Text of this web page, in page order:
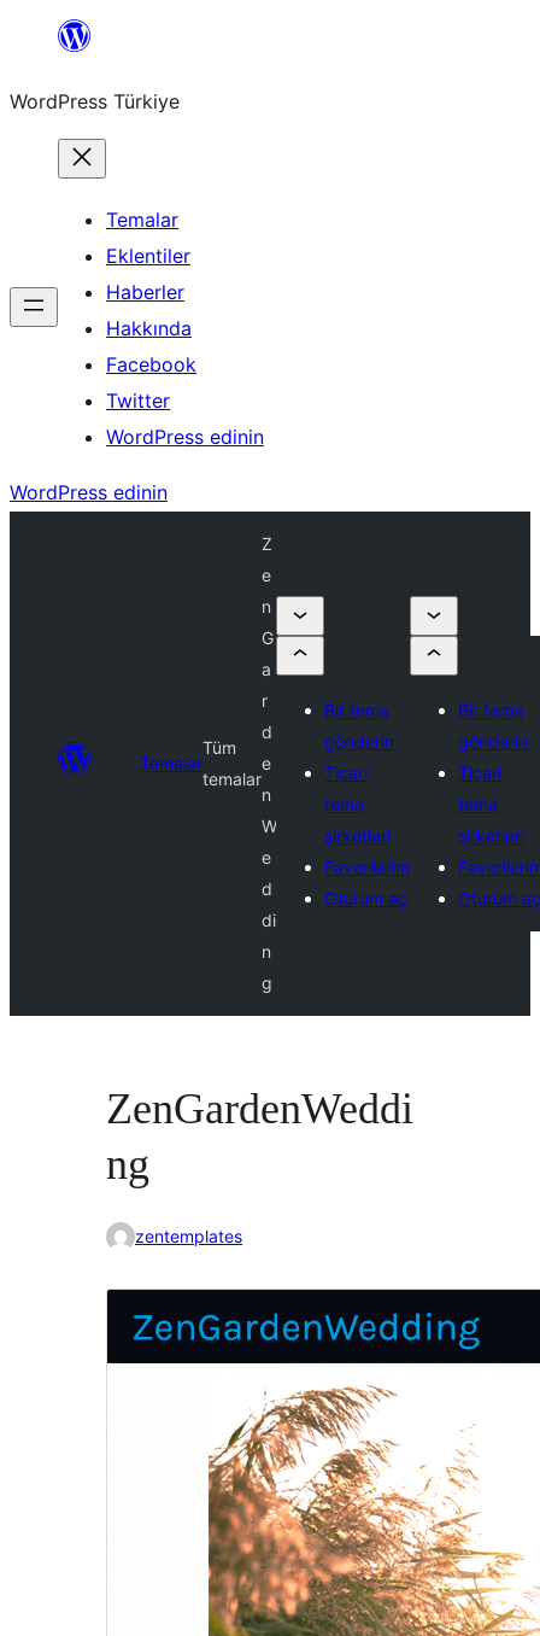
İçeriğe
WordPress Türkiye
Temalar
Eklentiler
Haberler
Hakkında
Facebook
Twitter
WordPress edinin
WordPress edinin
Temalar
Tüm
temalar
Z
e
n
G
a
r
d
e
n
W
e
d
di
n
g
Bir tema
gönderin
Ticari
tema
şirketleri
Favorilerim
Oturum aç
Bir tema
gönderin
Ticari
tema
şirketleri
Oturum aç
ZenGardenWeddi
ng
zentemplates